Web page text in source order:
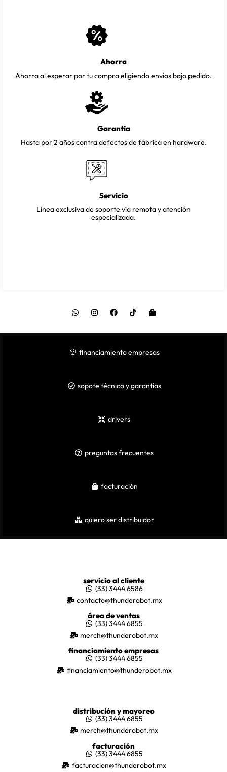
Ahorra
Ahorra al esperar por tu compra eligiendo envíos bajo pedido.
Garantía
Hasta por 2 años contra defectos de fábrica en hardware.
Servicio
Línea exclusiva de soporte vía remota y atención
especializada.
financiamiento empresas
sopote técnico y garantías
drivers
preguntas frecuentes
facturación
quiero ser distribuidor
servicio al cliente
(33) 3444 6586
contacto@thunderobot.mx
área de ventas
(33) 3444 6855
merch@thunderobot.mx
financiamiento empresas
(33) 3444 6855
financiamiento@thunderobot.mx
distribución y mayoreo
(33) 3444 6855
merch@thunderobot.mx
facturación
(33) 3444 6855
facturacion@thunderobot.mx